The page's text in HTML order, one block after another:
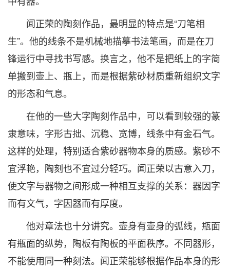
闻正荣的陶刻作品，最明显的特点是“刀笔相
生”。他的线条不是机械地描摹书法笔画，而是在刀
锋运行中寻找书写感。换言之，他不是把纸上的字简
单搬到壶上、瓶上，而是根据紫砂材质重新组织文字
的形态和气息。
在他的一些大字陶刻作品中，可以看到较强的篆
隶意味，字形古拙、沉稳、宽博，线条中有金石气。
这样的处理，特别适合紫砂器物本身的质感。紫砂不
宜浮艳，陶刻也不宜过分轻巧。闻正荣以古意入刀，
使文字与器物之间形成一种相互支撑的关系：器因字
而有文气，字因器而有厚度。
他对章法也十分讲究。壶身有壶身的弧线，瓶面
有瓶面的纵势，陶板有陶板的平面秩序。不同器形，
不能使用同一种刻法。闻正荣能够根据作品本身的形